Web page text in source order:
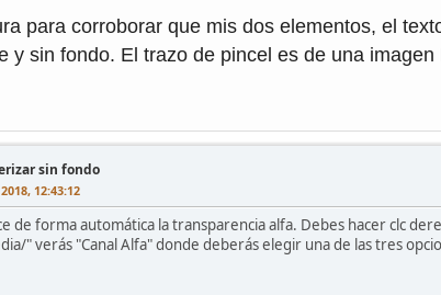
para corroborar que mis dos elementos, el
y sin fondo. El trazo de pincel es de una imagen
sin fondo
12:43:12
de forma automática la transparencia alfa. Debes hacer clc
" verás "Canal Alfa" donde deberás elegir una de las tres